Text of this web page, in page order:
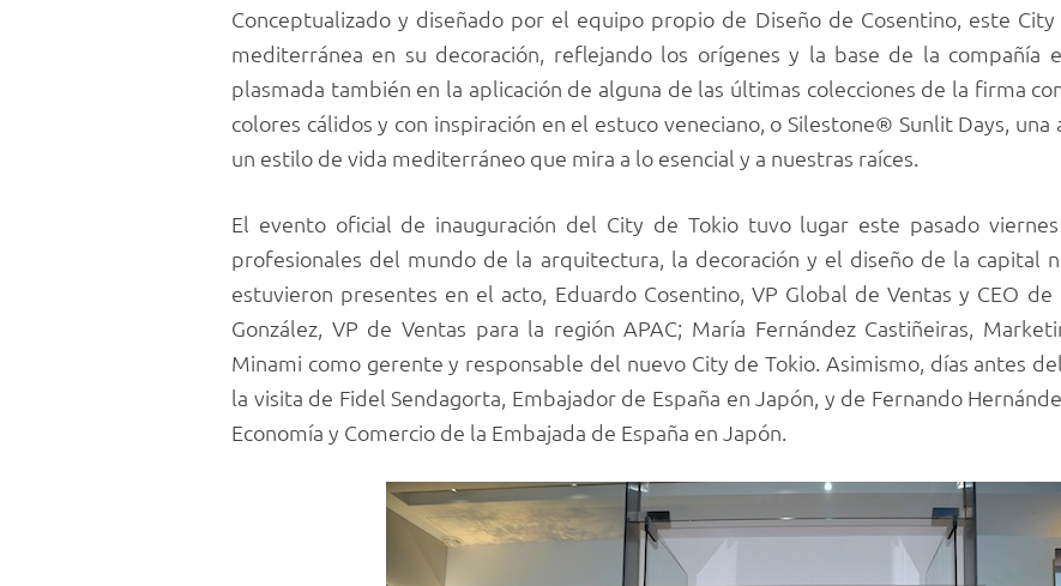
Conceptualizado y diseñado por el equipo propio de Diseño de Cosentino, este
mediterránea en su decoración, reflejando los orígenes y la base de la compañía
plasmada también en la aplicación de alguna de las últimas colecciones de la firma
colores cálidos y con inspiración en el estuco veneciano, o Silestone® Sunlit Days,
un estilo de vida mediterráneo que mira a lo esencial y a nuestras raíces.
El evento oficial de inauguración del City de Tokio tuvo lugar este pasado
profesionales del mundo de la arquitectura, la decoración y el diseño de la capital
estuvieron presentes en el acto, Eduardo Cosentino, VP Global de Ventas y CEO
González, VP de Ventas para la región APAC; María Fernández Castiñeiras,
Minami como gerente y responsable del nuevo City de Tokio. Asimismo, días antes
la visita de Fidel Sendagorta, Embajador de España en Japón, y de Fernando
Economía y Comercio de la Embajada de España en Japón.